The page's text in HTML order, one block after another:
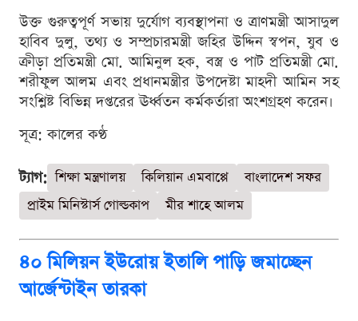
উক্ত গুরুত্বপূর্ণ সভায় দুর্যোগ ব্যবস্থাপনা ও ত্রাণমন্ত্রী আসাদুল
হাবিব দুলু, তথ্য ও সম্প্রচারমন্ত্রী জহির উদ্দিন স্বপন, যুব ও
ক্রীড়া প্রতিমন্ত্রী মো. আমিনুল হক, বস্ত্র ও পাট প্রতিমন্ত্রী মো.
শরীফুল আলম এবং প্রধানমন্ত্রীর উপদেষ্টা মাহদী আমিন সহ
সংশ্লিষ্ট বিভিন্ন দপ্তরের ঊর্ধ্বতন কর্মকর্তারা অংশগ্রহণ করেন।
সূত্র: কালের কণ্ঠ
ট্যাগ: শিক্ষা মন্ত্রণালয় কিলিয়ান এমবাপ্পে
বাংলাদেশ সফর
প্রাইম মিনিস্টার্স গোল্ডকাপ
মীর শাহে আলম
৪০ মিলিয়ন ইউরোয় ইতালি পাড়ি জমাচ্ছেন
আর্জেন্টাইন তারকা